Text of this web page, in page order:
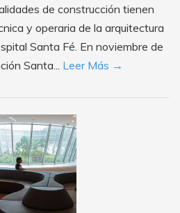
de construcción tienen
y operaria de la arquitectura
Santa Fé. En noviembre de
Santa... Leer Más →